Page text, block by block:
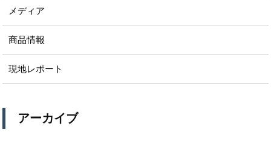
メディア
商品情報
現地レポート
アーカイブ